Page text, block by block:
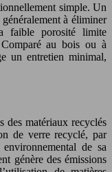
simple. Un
à éliminer
faible porosité limite
Comparé au bois ou à
un entretien minimal,
des matériaux recyclés
de verre recyclé, par
de sa
génère des émissions